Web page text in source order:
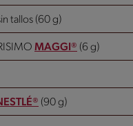
tallos (60 g)
MAGGI® (6 g)
(90 g)